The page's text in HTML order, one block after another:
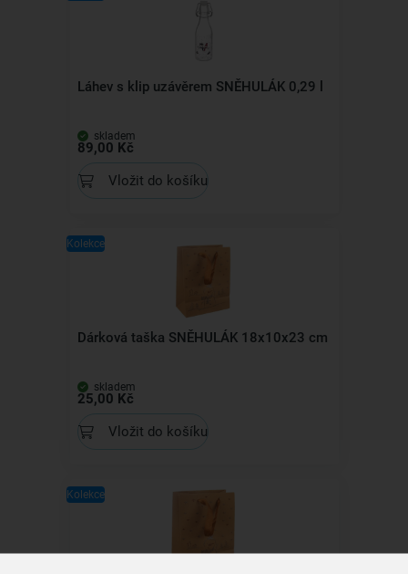
Láhev s klip uzávěrem SNĚHULÁK 0,29 l
skladem
89,00 Kč
Vložit do košíku
Kolekce
Dárková taška SNĚHULÁK 18x10x23 cm
skladem
25,00 Kč
Vložit do košíku
Kolekce